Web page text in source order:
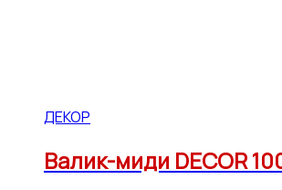
ДЕКОР
Валик-миди DЕCOR